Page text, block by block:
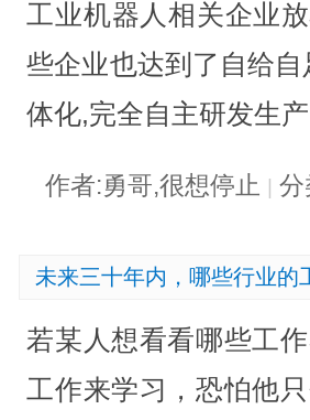
工业机器人相关企业
些企业也达到了自给
体化,完全自主研发生
作者:勇哥,很想停止
未来三十年内，哪些行业
若某人想看看哪些工
工作来学习，恐怕他